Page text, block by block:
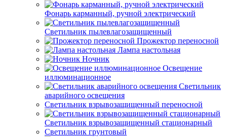
Фонарь карманный, ручной электрический
Светильник пылевлагозащищенный
Прожектор переносной
Лампа настольная
Ночник
Освещение
иллюминационное
Светильник
аварийного освещения
Светильник взрывозащищенный переносной
Светильник взрывозащищенный стационарный
Светильник грунтовый